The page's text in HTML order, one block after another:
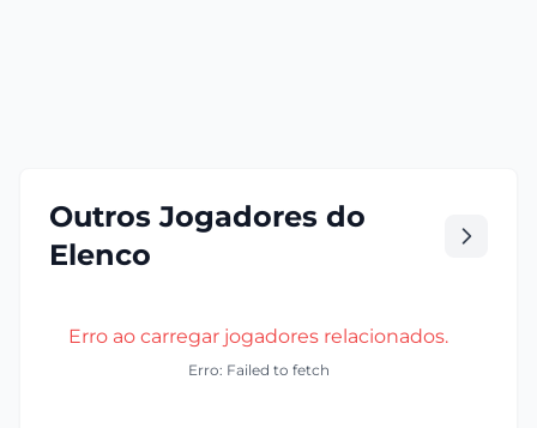
Outros Jogadores do
Elenco
Erro ao carregar jogadores relacionados.
Erro: Failed to fetch